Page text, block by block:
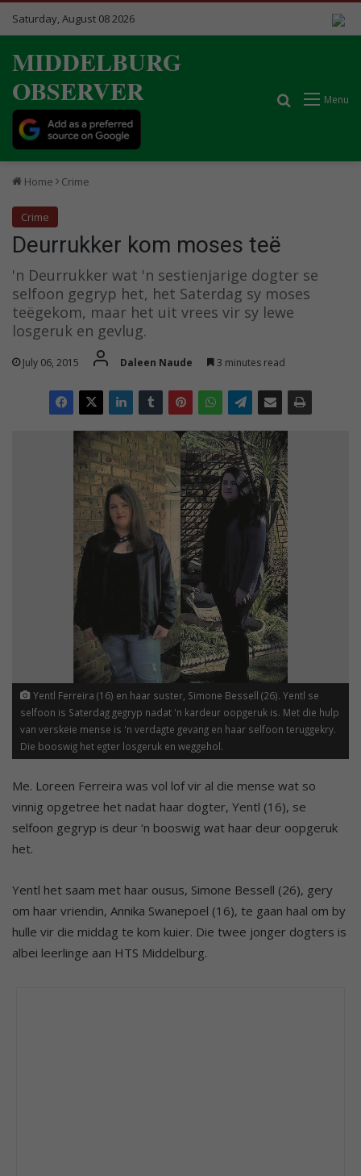
Saturday, August 08 2026
MIDDELBURG
OBSERVER
Menu
Search for
Home Crime
Crime
Deurrukker kom moses teë
'n Deurrukker wat 'n sestienjarige dogter se
selfoon gegryp het, het Saterdag sy moses
teëgekom, maar het uit vrees vir sy lewe
losgeruk en gevlug.
July 06, 2015 Daleen Naude 3 minutes read
Yentl Ferreira (16) en haar suster, Simone Bessell (26). Yentl se
selfoon is Saterdag gegryp nadat 'n kardeur oopgeruk is. Met die hulp
van verskeie mense is 'n verdagte gevang en haar selfoon teruggekry.
Die booswig het egter losgeruk en weggehol.
Me. Loreen Ferreira was vol lof vir al die mense wat so
vinnig opgetree het nadat haar dogter, Yentl (16), se
selfoon gegryp is deur ‘n booswig wat haar deur oopgeruk
het.
Yentl het saam met haar ousus, Simone Bessell (26), gery
om haar vriendin, Annika Swanepoel (16), te gaan haal om by
hulle vir die middag te kom kuier. Die twee jonger dogters is
albei leerlinge aan HTS Middelburg.